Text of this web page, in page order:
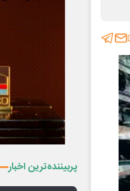
پربیننده‌ترین اخبار